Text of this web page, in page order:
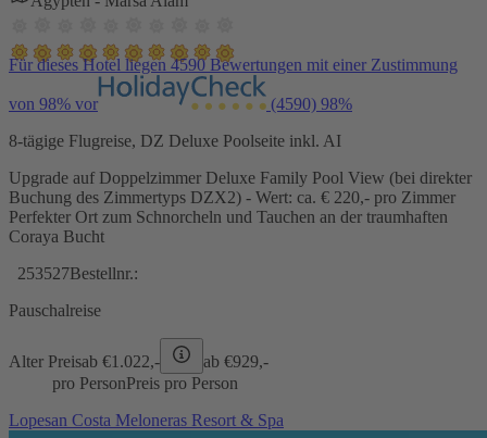
Für dieses Hotel liegen 4590 Bewertungen mit einer Zustimmung
von 98% vor (4590) 98%
8-tägige Flugreise, DZ Deluxe Poolseite inkl. AI
Upgrade auf Doppelzimmer Deluxe Family Pool View (bei direkter
Buchung des Zimmertyps DZX2) - Wert: ca. € 220,- pro Zimmer
Perfekter Ort zum Schnorcheln und Tauchen an der traumhaften
Coraya Bucht
253527Bestellnr.:
Pauschalreise
Alter Preisab €1.022,- ab €929,-
pro PersonPreis pro Person
Lopesan Costa Meloneras Resort & Spa